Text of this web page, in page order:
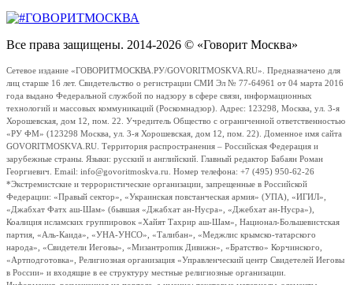
Все права защищены. 2014-2026 © «Говорит Москва»
Сетевое издание «ГОВОРИТМОСКВА.РУ/GOVORITMOSKVA.RU». Предназначено для
лиц старше 16 лет. Свидетельство о регистрации СМИ Эл № 77-64961 от 04 марта 2016
года выдано Федеральной службой по надзору в сфере связи, информационных
технологий и массовых коммуникаций (Роскомнадзор). Адрес: 123298, Москва, ул. 3-я
Хорошевская, дом 12, пом. 22. Учредитель Общество с ограниченной ответственностью
«РУ ФМ» (123298 Москва, ул. 3-я Хорошевская, дом 12, пом. 22). Доменное имя сайта
GOVORITMOSKVA.RU. Территория распространения – Российская Федерация и
зарубежные страны. Языки: русский и английский. Главный редактор Бабаян Роман
Георгиевич. Email: info@govoritmoskva.ru. Номер телефона: +7 (495) 950-62-26
*Экстремистские и террористические организации, запрещенные в Российской
Федерации: «Правый сектор», «Украинская повстанческая армия» (УПА), «ИГИЛ»,
«Джабхат Фатх аш-Шам» (бывшая «Джабхат ан-Нусра», «Джебхат ан-Нусра»),
Коалиция исламских группировок «Хайят Тахрир аш-Шам», Национал-Большевистская
партия, «Аль-Каида», «УНА-УНСО», «Талибан», «Меджлис крымско-татарского
народа», «Свидетели Иеговы», «Мизантропик Дивижн», «Братство» Корчинского,
«Артподготовка», Религиозная организация «Управленческий центр Свидетелей Иеговы
в России» и входящие в ее структуру местные религиозные организации.